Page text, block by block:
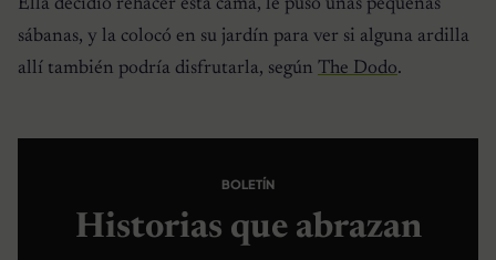
Ella decidió rehacer esta cama, le puso unas pequeñas
sábanas, y la colocó en su jardín para ver si alguna ardilla
allí también podría disfrutarla, según The Dodo.
BOLETÍN
Historias que abrazan